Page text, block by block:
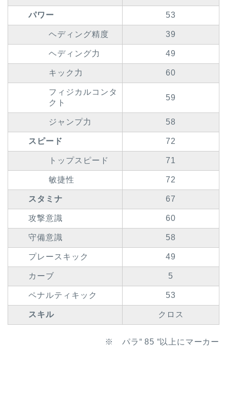
パワー 53
ヘディング精度 39
ヘディング力 49
キック力 60
フィジカルコンタ
クト
59
ジャンプ力 58
スピード 72
トップスピード 71
敏捷性 72
スタミナ 67
攻撃意識 60
守備意識 58
プレースキック 49
カーブ 5
ペナルティキック 53
スキル クロス
※ パラ“ 85 “以上にマーカー